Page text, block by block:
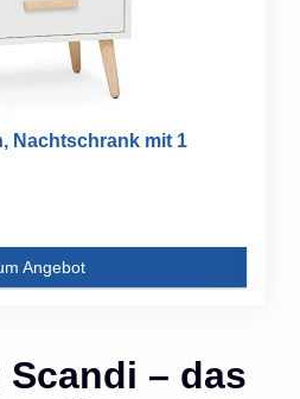
Nachtschrank mit 1
Angebot
– das